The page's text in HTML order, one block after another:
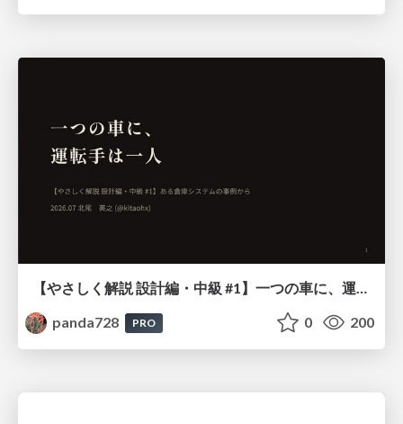
【やさしく解説 設計編・中級 #1】一つの車に、運転手は一人 ～ある倉庫システムの事例から～
panda728
PRO 0 200